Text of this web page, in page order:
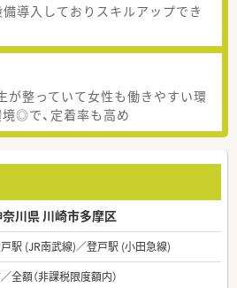
導入しておりスキルアップでき
が整っていて女性も働きやすい環
◎で、定着率も高め
川県 川崎市多摩区
駅 (JR南武線)／登戸駅 (小田急線)
全額（非課税限度額内）